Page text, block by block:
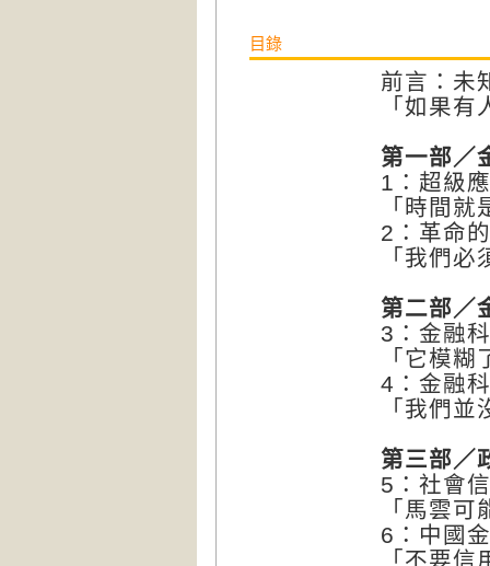
目錄
前言：未
「如果
第一部／
1：超級
「時間
2：革命
「我們
第二部／
3：金融
「它模
4：金融
「我們
第三部／
5：社會
「馬雲
6：中國
「不要